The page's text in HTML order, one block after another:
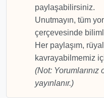
paylaşabilirsiniz.
Unutmayın, tüm
çerçevesinde
Her paylaşım,
kavrayabilmemiz
(Not: Yorumlarınız
yayınlanır.)